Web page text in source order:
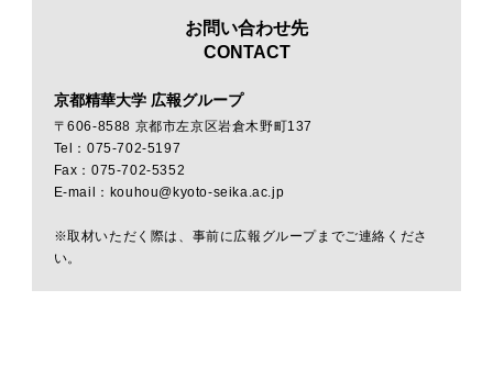
お問い合わせ先
CONTACT
京都精華大学 広報グループ
〒606-8588 京都市左京区岩倉木野町137
Tel：075-702-5197
Fax：075-702-5352
E-mail：kouhou@kyoto-seika.ac.jp
※取材いただく際は、事前に広報グループまでご連絡くださ
い。